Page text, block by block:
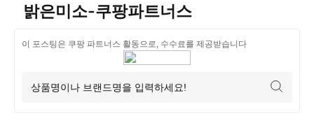
밝은미소-쿠팡파트너스
이 포스팅은 쿠팡 파트너스 활동으로, 수수료를 제공받습니다